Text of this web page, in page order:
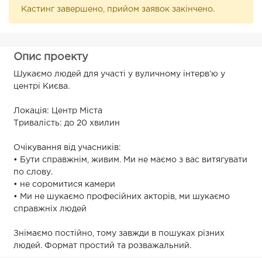
Кастинг завершено, прийом заявок закінчено.
Опис проекту
Шукаємо людей для участі у вуличному інтервʼю у
центрі Києва.
Локація: Центр Міста
Тривалість: до 20 хвилин
Очікування від учасників:
• Бути справжнім, живим. Ми не маємо з вас витягувати
по слову.
• не соромитися камери
• Ми не шукаємо професійних акторів, ми шукаємо
справжніх людей
Знімаємо постійно, тому завжди в пошуках різних
людей. Формат простий та розважальний.